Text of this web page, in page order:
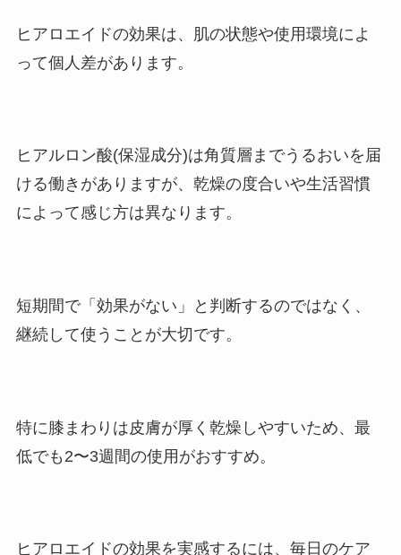
ヒアロエイドの効果は、肌の状態や使用環境によ
って個人差があります。
ヒアルロン酸(保湿成分)は角質層までうるおいを届
ける働きがありますが、乾燥の度合いや生活習慣
によって感じ方は異なります。
短期間で「効果がない」と判断するのではなく、
継続して使うことが大切です。
特に膝まわりは皮膚が厚く乾燥しやすいため、最
低でも2〜3週間の使用がおすすめ。
ヒアロエイドの効果を実感するには、毎日のケア